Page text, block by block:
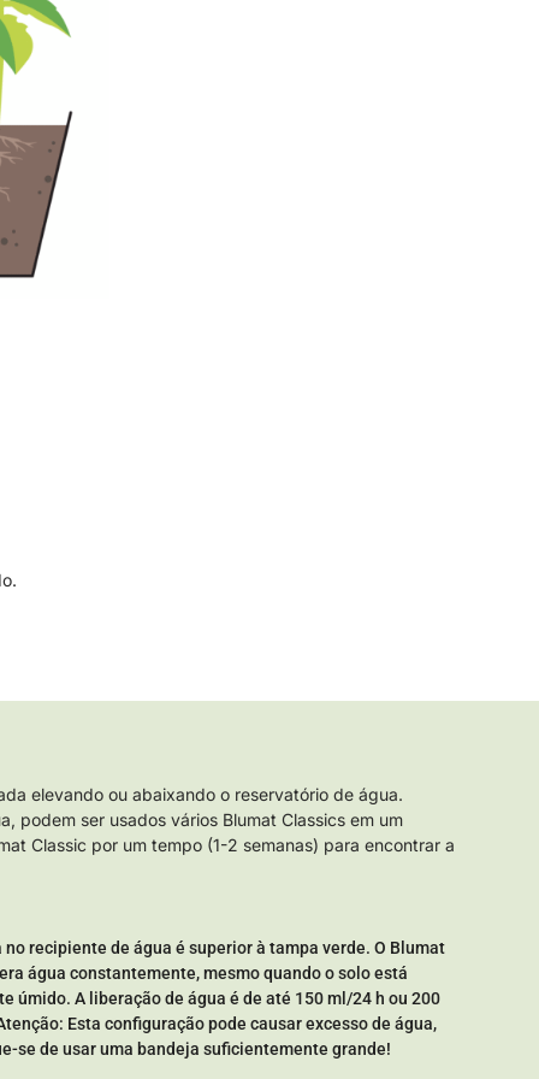
elevando ou abaixando o reservatório de água.
podem ser usados vários Blumat Classics em um
Classic por um tempo (1-2 semanas) para encontrar a
no recipiente de água é superior à tampa verde. O Blumat
água constantemente, mesmo quando o solo está
úmido. A liberação de água é de até 150 ml/24 h ou 200
Esta configuração pode causar excesso de água,
se de usar uma bandeja suficientemente grande!